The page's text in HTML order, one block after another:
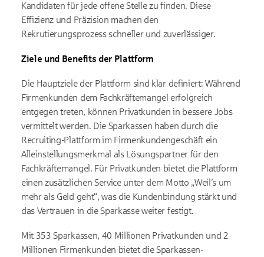
Kandidaten für jede offene Stelle zu finden. Diese
Effizienz und Präzision machen den
Rekrutierungsprozess schneller und zuverlässiger.
Ziele und Benefits der Plattform
Die Hauptziele der Plattform sind klar definiert: Während
Firmenkunden dem Fachkräftemangel erfolgreich
entgegen treten, können Privatkunden in bessere Jobs
vermittelt werden. Die Sparkassen haben durch die
Recruiting-Plattform im Firmenkundengeschäft ein
Alleinstellungsmerkmal als Lösungspartner für den
Fachkräftemangel. Für Privatkunden bietet die Plattform
einen zusätzlichen Service unter dem Motto „Weil’s um
mehr als Geld geht“, was die Kundenbindung stärkt und
das Vertrauen in die Sparkasse weiter festigt.
Mit 353 Sparkassen, 40 Millionen Privatkunden und 2
Millionen Firmenkunden bietet die Sparkassen-